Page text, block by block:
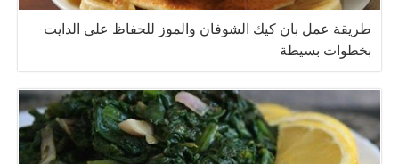
طريقة عمل بان كيك الشوفان والموز للحفاظ على الدايت
بخطوات بسيطة